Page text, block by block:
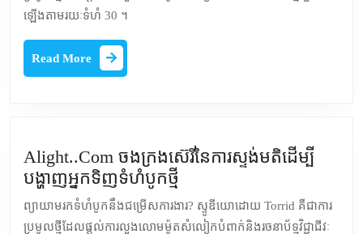
ការ
ចុះ
ថ្មី
ព្យាបាល
ទំហំបូក
ឡើងតាមរយៈទំហំ 30 ។
Read More
More
Alight..Com ចងក្រងស៊េរីនៃការស្ទង់មតិដើម្បី
បង្ហាញអ្នកទិញទំហំបូកថ្មី
ចង
ក្រង
ព្យាយាមរកទំហំបូកនឹងជម្រើសការងារ? ស្ទូឌីយោដោយ Torrid គឺជាការ
ប្រមូលថ្មីដែលផ្តល់ការលួងលោមម៉ូតសំលៀកបំពាក់និងរចនាប័ទ្មវិជ្ជាជីវៈ